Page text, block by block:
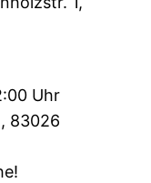
Uhr
83026